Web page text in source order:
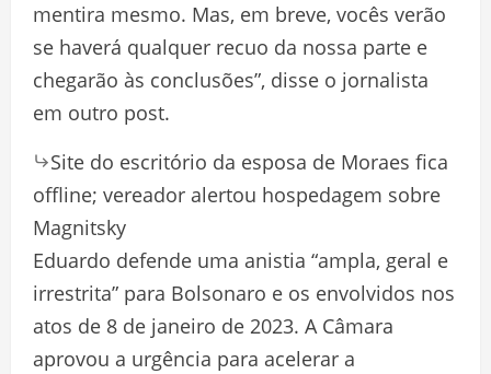
mentira mesmo. Mas, em breve, vocês verão
se haverá qualquer recuo da nossa parte e
chegarão às conclusões”, disse o jornalista
em outro post.
Site do escritório da esposa de Moraes fica
offline; vereador alertou hospedagem sobre
Magnitsky
Eduardo defende uma anistia “ampla, geral e
irrestrita” para Bolsonaro e os envolvidos nos
atos de 8 de janeiro de 2023. A Câmara
aprovou a urgência para acelerar a